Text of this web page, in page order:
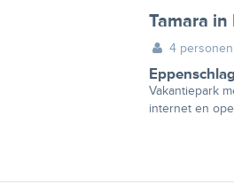
Tamara
4 personen
Eppenschlag
Vakantiepark
internet en